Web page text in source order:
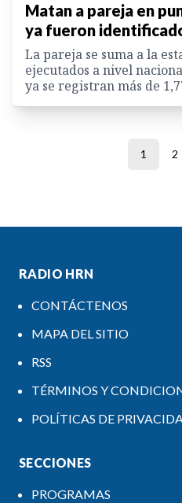
Matan a pareja en
ya fueron
La pareja se suma a la
ejecutados a nivel
ya se registran más de
1 2
RADIO HRN
CONTÁCTENOS
MAPA DEL SITIO
RSS
TÉRMINOS Y
POLÍTICAS DE
SECCIONES
PROGRAMAS